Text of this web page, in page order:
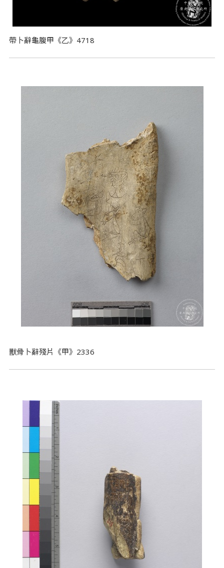
帶卜辭龜腹甲《乙》4718
獸骨卜辭殘片《甲》2336